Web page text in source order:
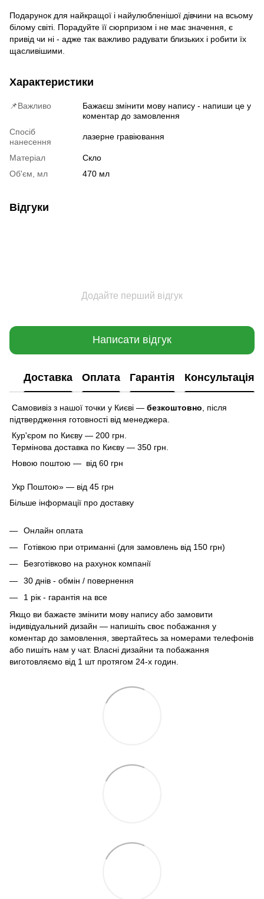
Подарунок для найкращої і найулюбленішої дівчини на всьому
білому світі. Порадуйте її сюрпризом і не має значення, є
привід чи ні - адже так важливо радувати близьких і робити їх
щасливішими.
Характеристики
📌Важливо
Бажаєш змінити мову напису - напиши це у
коментар до замовлення
Спосіб
нанесення
лазерне гравіювання
Матеріал
Скло
Об'єм, мл
470 мл
Відгуки
Додайте перший відгук
Написати відгук
Доставка Оплата Гарантія Консультація
Самовивіз з нашої точки у Києві — безкоштовно
після
підтвердження готовності від менеджера.
Кур'єром по Києву — 200 грн.
Термінова доставка по Києву — 350 грн.
Новою поштою — від 60 грн
Укр Поштою» — від 45 грн
Більше інформації про доставку
Онлайн оплата
Готівкою при отриманні (для замовлень від 150 грн)
Безготівково на рахунок компанії
30 днів - обмін / повернення
1 рік - гарантія на все
Якщо ви бажаєте змінити мову напису або замовити
індивідуальний дизайн — напишіть своє побажання у
коментар до замовлення, звертайтесь за номерами телефонів
або пишіть нам у чат. Власні дизайни та побажання
виготовляємо від 1 шт протягом 24-х годин.